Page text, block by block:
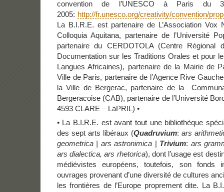
convention de l’UNESCO à Paris du
2005: http://fr.unesco.org/creativity/convention/
La B.I.R.E. est partenaire de L’Association Vox
Colloquia Aquitana, partenaire de l’Université
partenaire du CERDOTOLA (Centre Régional
Documentation sur les Traditions Orales et pour
Langues Africaines), partenaire de la Mairie de
Ville de Paris, partenaire de l’Agence Rive
la Ville de Bergerac, partenaire de la
Bergeracoise (CAB), partenaire de l’Université
4593 CLARE – LaPRIL) •
• La B.I.R.E. est avant tout une bibliothèque
des sept arts libéraux (Quadruvium:ars
geometrica | ars astronimica | Trivium: ars
ars dialectica, ars rhetorica), dont l’usage est
médiévistes européens, toutefois, son fonds
ouvrages provenant d’une diversité de cultures
les frontières de l’Europe proprement dite. La